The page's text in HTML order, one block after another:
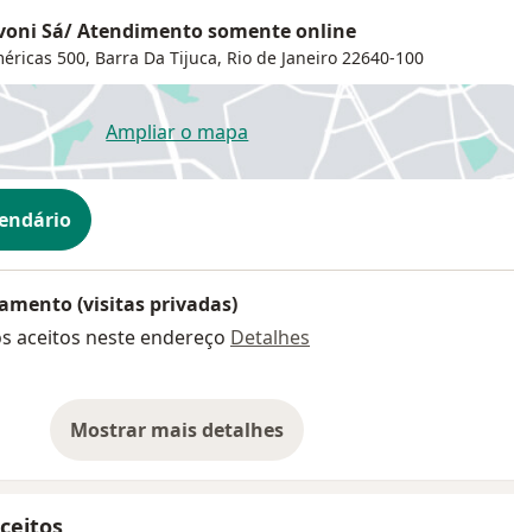
especialistas adequados
planos oferecem a opção de
livre do paciente,
clínica.
Sá/ Atendimento somente online
500, Barra Da Tijuca, Rio de Janeiro 22640-100
Ampliar o mapaabre num novo separador
(visitas privadas)
aceitos neste endereço Detalhes
Mostrar mais detalhes
sobre o endereço